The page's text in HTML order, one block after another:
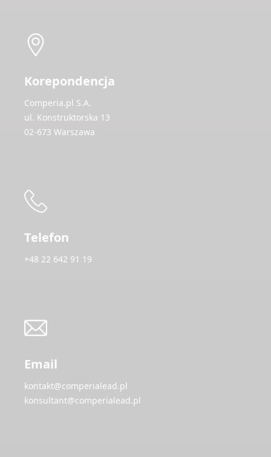
Korepondencja
Comperia.pl S.A.
ul. Konstruktorska 13
02-673 Warszawa
Telefon
+48 22 642 91 19
Email
kontakt@comperialead.pl
konsultant@comperialead.pl